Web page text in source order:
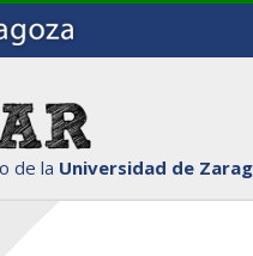
de la Universidad de